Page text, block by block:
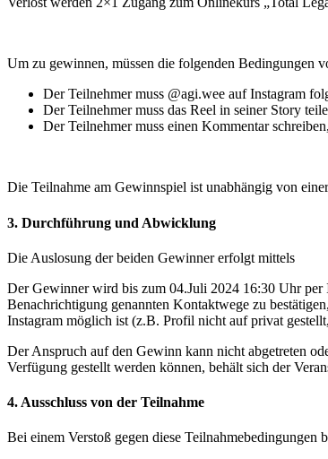
Um zu gewinnen, müssen die folgenden Bedingungen
Der Teilnehmer muss @agi.wee auf Instagram
Der Teilnehmer muss das Reel in seiner Story
Der Teilnehmer muss einen Kommentar
Die Teilnahme am Gewinnspiel ist unabhängig von
3. Durchführung und Abwicklung
Die Auslosung der beiden Gewinner erfolgt mittels
Der Gewinner wird bis zum 04.Juli 2024 16:30 Uhr per
Benachrichtigung genannten Kontaktwege zu
Instagram möglich ist (z.B. Profil nicht auf privat
Der Anspruch auf den Gewinn kann nicht abgetreten
Verfügung gestellt werden können, behält sich der
4. Ausschluss von der Teilnahme
Bei einem Verstoß gegen diese Teilnahmebedingungen